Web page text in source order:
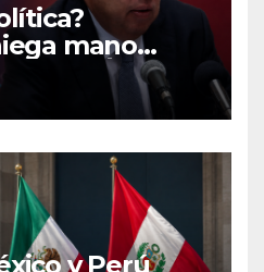
mano
de Ángel
y Perú